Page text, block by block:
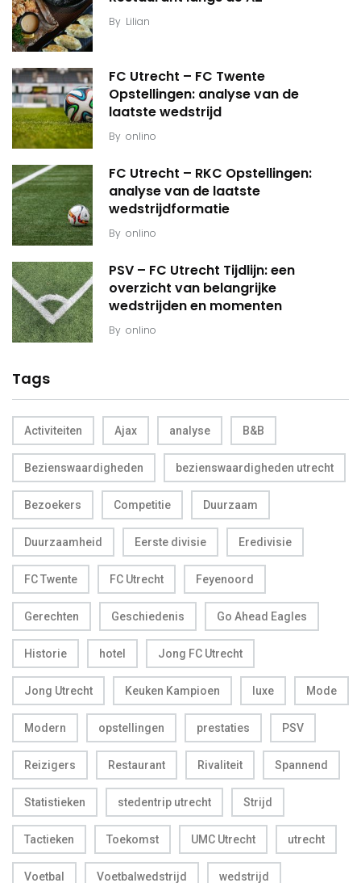
By Lilian
FC Utrecht – FC Twente
Opstellingen: analyse van de
laatste wedstrijd
By onlino
FC Utrecht – RKC Opstellingen:
analyse van de laatste
wedstrijdformatie
By onlino
PSV – FC Utrecht Tijdlijn: een
overzicht van belangrijke
wedstrijden en momenten
By onlino
Tags
Activiteiten Ajax analyse B&B
Bezienswaardigheden bezienswaardigheden utrecht
Bezoekers Competitie Duurzaam
Duurzaamheid Eerste divisie Eredivisie
FC Twente FC Utrecht Feyenoord
Gerechten Geschiedenis Go Ahead Eagles
Historie hotel Jong FC Utrecht
Jong Utrecht Keuken Kampioen luxe Mode
Modern opstellingen prestaties PSV
Reizigers Restaurant Rivaliteit Spannend
Statistieken stedentrip utrecht Strijd
Tactieken Toekomst UMC Utrecht utrecht
Voetbal Voetbalwedstrijd wedstrijd